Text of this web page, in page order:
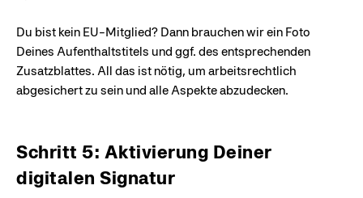
Du bist kein EU-Mitglied? Dann brauchen wir ein Foto
Deines Aufenthaltstitels und ggf. des entsprechenden
Zusatzblattes. All das ist nötig, um arbeitsrechtlich
abgesichert zu sein und alle Aspekte abzudecken.
Schritt 5: Aktivierung Deiner
digitalen Signatur